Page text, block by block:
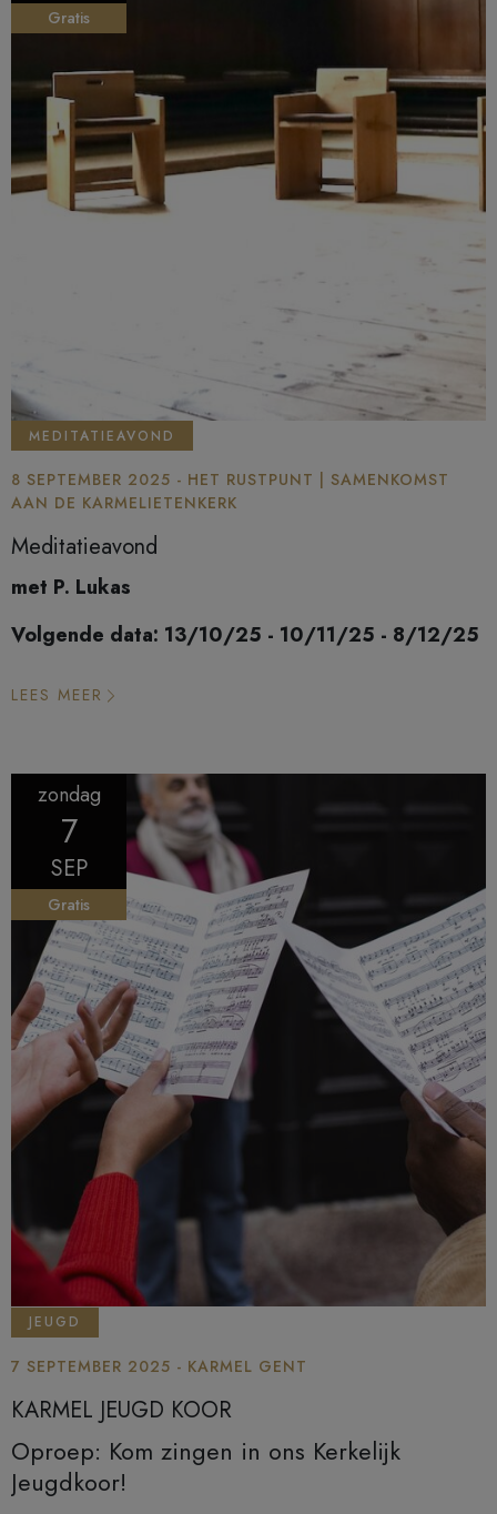
Gratis
MEDITATIEAVOND
8 SEPTEMBER 2025 - HET RUSTPUNT | SAMENKOMST
AAN DE KARMELIETENKERK
Meditatieavond
met P. Lukas
Volgende data: 13/10/25 - 10/11/25 - 8/12/25
LEES MEER
zondag
7
SEP
Gratis
JEUGD
7 SEPTEMBER 2025 - KARMEL GENT
KARMEL JEUGD KOOR
Oproep: Kom zingen in ons Kerkelijk
Jeugdkoor!